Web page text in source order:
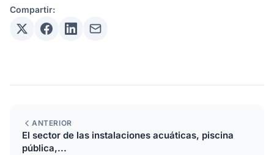
Compartir:
ANTERIOR
El sector de las instalaciones acuáticas, piscina
pública,...